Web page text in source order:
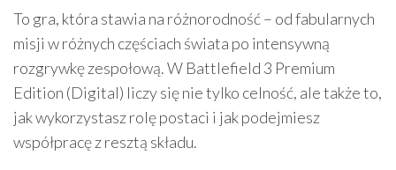
To gra, która stawia na różnorodność – od fabularnych
misji w różnych częściach świata po intensywną
rozgrywkę zespołową. W Battlefield 3 Premium
Edition (Digital) liczy się nie tylko celność, ale także to,
jak wykorzystasz rolę postaci i jak podejmiesz
współpracę z resztą składu.